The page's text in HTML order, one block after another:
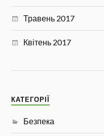
Травень 2017
Квітень 2017
КАТЕГОРІЇ
Безпека